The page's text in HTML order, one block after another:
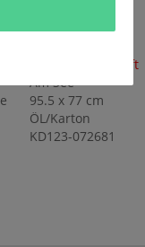
Landschaft
Am See
95.5 x 77 cm
ÖL/Karton
KD123-072681